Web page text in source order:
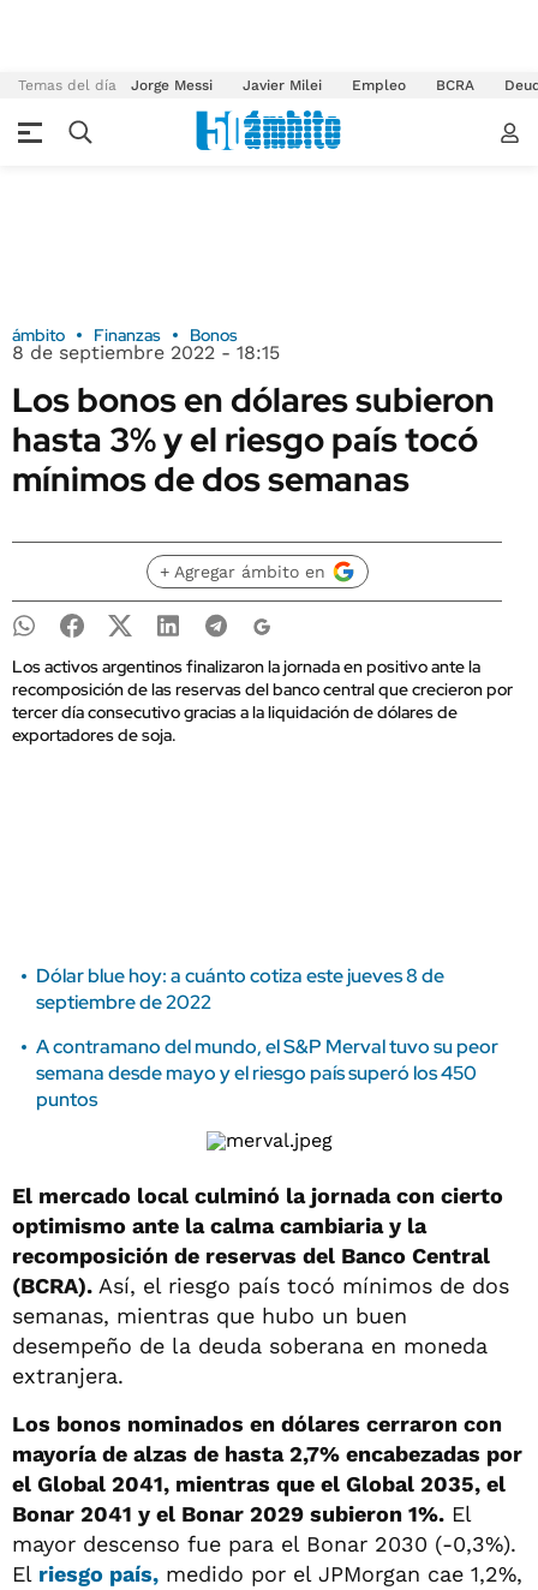
Temas del día Jorge Messi Javier Milei Empleo BCRA
ámbito Finanzas Bonos
8 de septiembre 2022 - 18:15
Los bonos en dólares subieron
hasta 3% y el riesgo país tocó
mínimos de dos semanas
+ Agregar ámbito en
Los activos argentinos finalizaron la jornada en positivo ante la
recomposición de las reservas del banco central que crecieron por
tercer día consecutivo gracias a la liquidación de dólares de
exportadores de soja.
Dólar blue hoy: a cuánto cotiza este jueves 8 de
septiembre de 2022
A contramano del mundo, el S&P Merval tuvo su peor
semana desde mayo y el riesgo país superó los 450
puntos
El mercado local culminó la jornada con cierto
optimismo ante la calma cambiaria y la
recomposición de reservas del Banco Central
(BCRA). Así, el riesgo país tocó mínimos de dos
semanas, mientras que hubo un buen
desempeño de la deuda soberana en moneda
extranjera.
Los bonos nominados en dólares cerraron con
mayoría de alzas de hasta 2,7% encabezadas por
el Global 2041, mientras que el Global 2035, el
Bonar 2041 y el Bonar 2029 subieron 1%. El
mayor descenso fue para el Bonar 2030 (-0,3%).
El riesgo país, medido por el JPMorgan cae 1,2%,